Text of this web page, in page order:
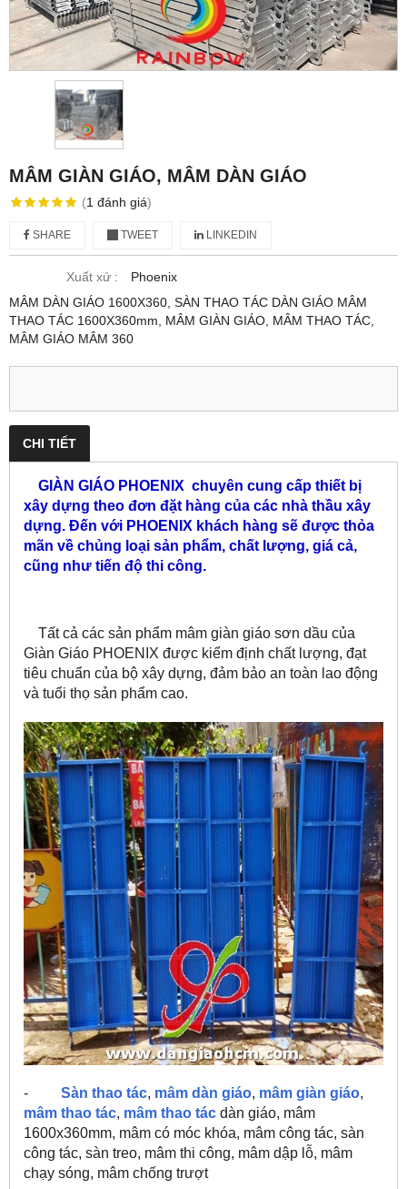
MÂM GIÀN GIÁO, MÂM DÀN GIÁO
(1 đánh giá)
SHARE TWEET LINKEDIN
Xuất xứ :
Phoenix
MÂM DÀN GIÁO 1600X360, SÀN THAO TÁC DÀN GIÁO MÂM
THAO TÁC 1600X360mm, MÂM GIÀN GIÁO, MÂM THAO TÁC,
MÂM GIÁO MÂM 360
CHI TIẾT
GIÀN GIÁO PHOENIX chuyên cung cấp thiết bị
xây dựng theo đơn đặt hàng của các nhà thầu xây
dựng. Đến với PHOENIX khách hàng sẽ được thỏa
mãn về chủng loại sản phẩm, chất lượng, giá cả,
cũng như tiến độ thi công.
Tất cả các sản phẩm mâm giàn giáo sơn dầu của
Giàn Giáo PHOENIX được kiểm định chất lượng, đạt
tiêu chuẩn của bộ xây dựng, đảm bảo an toàn lao động
và tuổi thọ sản phẩm cao.
- Sàn thao tác, mâm dàn giáo, mâm giàn giáo,
mâm thao tác, mâm thao tác dàn giáo, mâm
1600x360mm, mâm có móc khóa, mâm công tác, sàn
công tác, sàn treo, mâm thi công, mâm dập lỗ, mâm
chạy sóng, mâm chống trượt